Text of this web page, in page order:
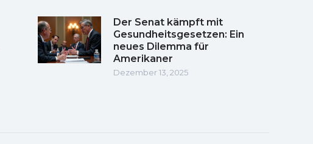
Der Senat kämpft mit
Gesundheitsgesetzen: Ein
neues Dilemma für
Amerikaner
Dezember 13, 2025